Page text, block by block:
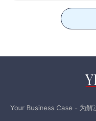
Your Business Case - 为解